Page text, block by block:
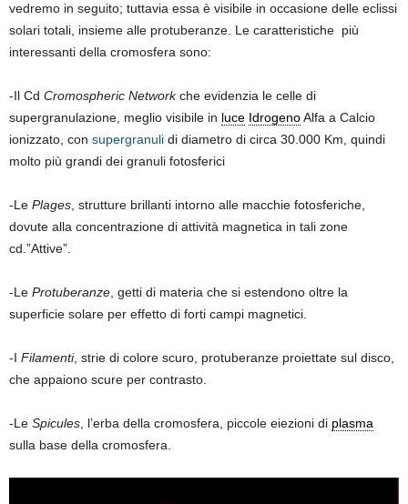
vedremo in seguito; tuttavia essa è visibile in occasione delle eclissi
solari totali, insieme alle protuberanze. Le caratteristiche più
interessanti della cromosfera sono:
-Il Cd Cromospheric Networkche evidenzia le celle di
supergranulazione, meglio visibile in luce IdrogenoAlfa a Calcio
ionizzato, con supergranuli di diametro di circa 30.000 Km, quindi
molto più grandi dei granuli fotosferici
-Le Plages , strutture brillanti intorno alle macchie fotosferiche,
dovute alla concentrazione di attività magnetica in tali zone
cd.”Attive”.
-Le Protuberanze , getti di materia che si estendono oltre la
superficie solare per effetto di forti campi magnetici.
-I Filamenti, strie di colore scuro, protuberanze proiettate sul disco,
che appaiono scure per contrasto.
-Le Spicules , l’erba della cromosfera, piccole eiezioni di plasma
sulla base della cromosfera.